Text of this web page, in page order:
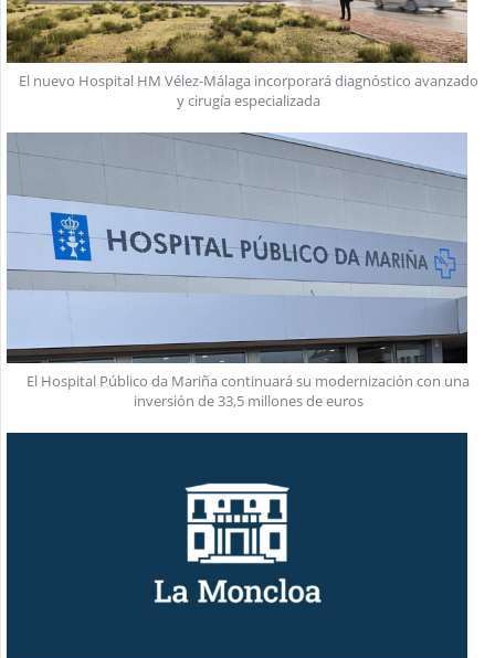
El nuevo Hospital HM Vélez-Málaga incorporará diagnóstico avanzado
y cirugía especializada
El Hospital Público da Mariña continuará su modernización con una
inversión de 33,5 millones de euros